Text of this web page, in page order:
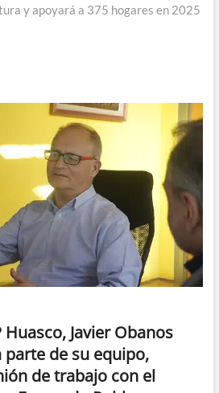
y apoyará a 375 hogares en 2025
Huasco, Javier Obanos
parte de su equipo,
de trabajo con el